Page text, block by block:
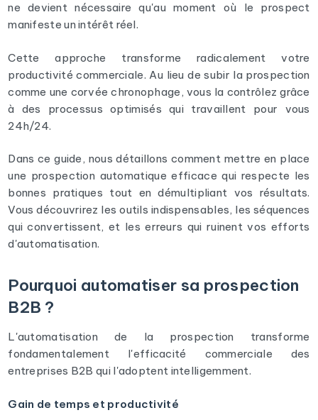
ne devient nécessaire qu'au moment où le prospect
manifeste un intérêt réel.
Cette approche transforme radicalement votre
productivité commerciale. Au lieu de subir la prospection
comme une corvée chronophage, vous la contrôlez grâce
à des processus optimisés qui travaillent pour vous
24h/24.
Dans ce guide, nous détaillons comment mettre en place
une prospection automatique efficace qui respecte les
bonnes pratiques tout en démultipliant vos résultats.
Vous découvrirez les outils indispensables, les séquences
qui convertissent, et les erreurs qui ruinent vos efforts
d'automatisation.
Pourquoi automatiser sa prospection
B2B ?
L'automatisation de la prospection transforme
fondamentalement l'efficacité commerciale des
entreprises B2B qui l'adoptent intelligemment.
Gain de temps et productivité